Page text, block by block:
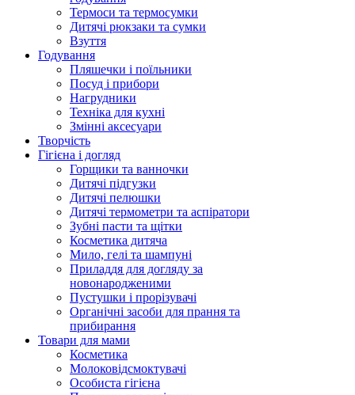
Термоси та термосумки
Дитячі рюкзаки та сумки
Взуття
Годування
Пляшечки і поїльники
Посуд і прибори
Нагрудники
Техніка для кухні
Змінні аксесуари
Творчість
Гігієна і догляд
Горщики та ванночки
Дитячі підгузки
Дитячі пелюшки
Дитячі термометри та аспіратори
Зубні пасти та щітки
Косметика дитяча
Мило, гелі та шампуні
Приладдя для догляду за
новонародженими
Пустушки і прорізувачі
Органічні засоби для прання та
прибирання
Товари для мами
Косметика
Молоковідсмоктувачі
Особиста гігієна